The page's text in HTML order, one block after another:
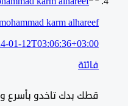
DR mohammad karm alhareef
2024-01-12T03:06:36+03:00
قطك بدك تاخدو بأسرع وقت